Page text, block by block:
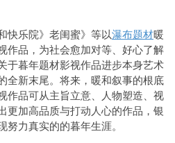
快乐院》老闺蜜》等以瀑布题材暖
作品，为社会愈加对等、好心了解
于暮年题材影视作品进步本身艺术
全新末尾。将来，暖和叙事的根底
作品可从主旨立意、人物塑造、视
更加高品质与打动人心的作品，银
力真实的的暮年生涯。